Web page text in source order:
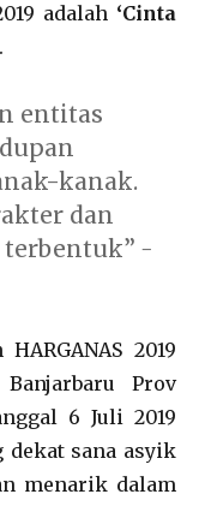
adalah ‘Cinta
.
entitas
kanak.
dan
terbentuk” -
2019
Prov
6 Juli 2019
dekat sana asyik
menarik dalam